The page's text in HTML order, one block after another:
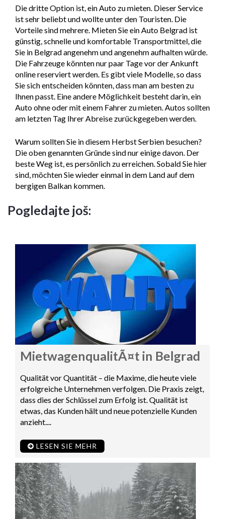
Die dritte Option ist, ein Auto zu mieten. Dieser Service
ist sehr beliebt und wollte unter den Touristen. Die
Vorteile sind mehrere. Mieten Sie ein Auto Belgrad ist
günstig, schnelle und komfortable Transportmittel, die
Sie in Belgrad angenehm und angenehm aufhalten würde.
Die Fahrzeuge könnten nur paar Tage vor der Ankunft
online reserviert werden. Es gibt viele Modelle, so dass
Sie sich entscheiden könnten, dass man am besten zu
Ihnen passt. Eine andere Möglichkeit besteht darin, ein
Auto ohne oder mit einem Fahrer zu mieten. Autos sollten
am letzten Tag Ihrer Abreise zurückgegeben werden.
Warum sollten Sie in diesem Herbst Serbien besuchen?
Die oben genannten Gründe sind nur einige davon. Der
beste Weg ist, es persönlich zu erreichen. Sobald Sie hier
sind, möchten Sie wieder einmal in dem Land auf dem
bergigen Balkan kommen.
Pogledajte još:
MietwagenqualitÃ¤t in Belgrad
Qualität vor Quantität – die Maxime, die heute viele
erfolgreiche Unternehmen verfolgen. Die Praxis zeigt,
dass dies der Schlüssel zum Erfolg ist. Qualität ist
etwas, das Kunden hält und neue potenzielle Kunden
anzieht....
LESEN SIE MEHR